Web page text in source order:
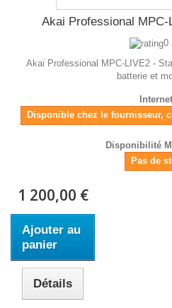
Akai Professional
0
Akai Professional MPC-LIVE2 -
batterie et
Disponible chez le fournisseur,
Disponibilité
Pas de
1 200,00 €
Ajouter au
panier
Détails